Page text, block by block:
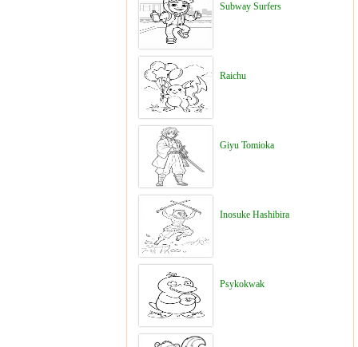
Subway Surfers
Raichu
Giyu Tomioka
Inosuke Hashibira
Psykokwak